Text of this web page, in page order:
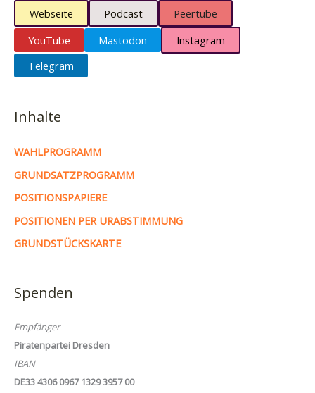
Webseite Podcast
Peertube
YouTube
Mastodon
Instagram
Telegram
Inhalte
WAHLPROGRAMM
GRUNDSATZPROGRAMM
POSITIONSPAPIERE
POSITIONEN PER URABSTIMMUNG
GRUNDSTÜCKSKARTE
Spenden
Empfänger
Piratenpartei Dresden
IBAN
DE33 4306 0967 1329 3957 00